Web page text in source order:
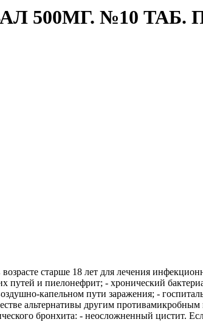
500МГ. №10 ТАБ.
старше 18 лет для лечения
и пиелонефрит; - хронический
капельном пути заражения; -
альтернативы другим
бронхита: - неосложненный цистит.